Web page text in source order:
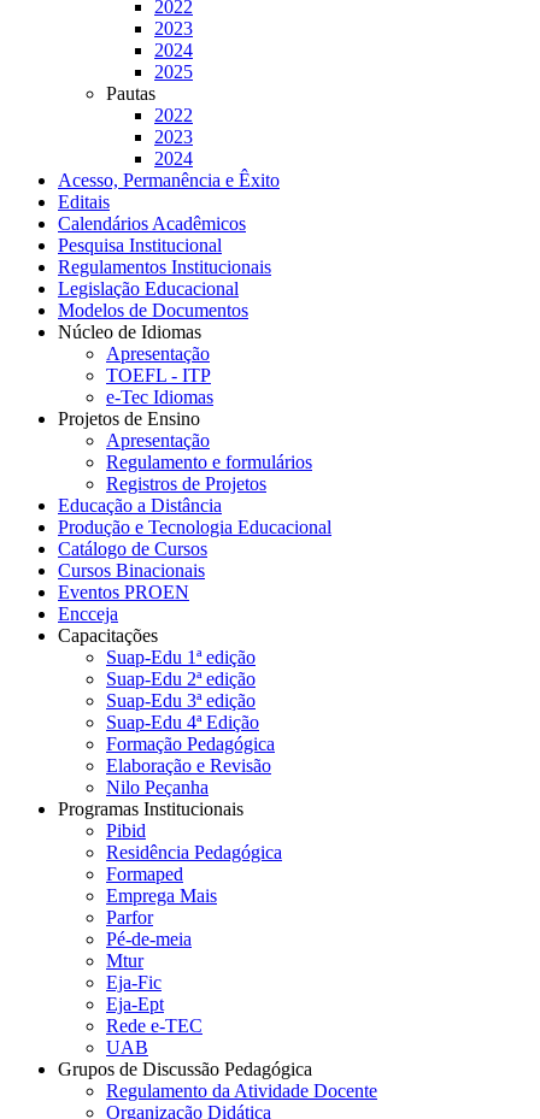
2022
2023
2024
2025
Pautas
2022
2023
2024
Acesso, Permanência e Êxito
Editais
Calendários Acadêmicos
Pesquisa Institucional
Regulamentos Institucionais
Legislação Educacional
Modelos de Documentos
Núcleo de Idiomas
Apresentação
TOEFL - ITP
e-Tec Idiomas
Projetos de Ensino
Apresentação
Regulamento e formulários
Registros de Projetos
Educação a Distância
Produção e Tecnologia Educacional
Catálogo de Cursos
Cursos Binacionais
Eventos PROEN
Encceja
Capacitações
Suap-Edu 1ª edição
Suap-Edu 2ª edição
Suap-Edu 3ª edição
Suap-Edu 4ª Edição
Formação Pedagógica
Elaboração e Revisão
Nilo Peçanha
Programas Institucionais
Pibid
Residência Pedagógica
Formaped
Emprega Mais
Parfor
Pé-de-meia
Mtur
Eja-Fic
Eja-Ept
Rede e-TEC
UAB
Grupos de Discussão Pedagógica
Regulamento da Atividade Docente
Organização Didática